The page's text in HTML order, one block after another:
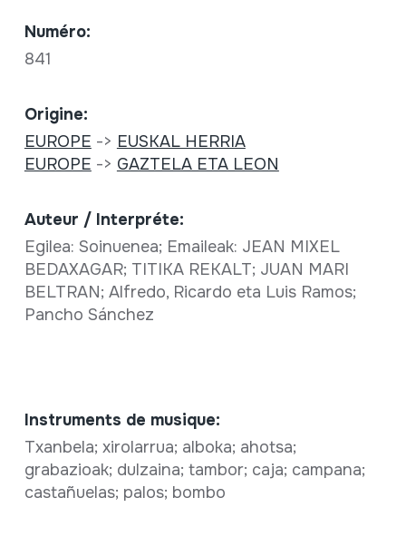
Numéro:
841
Origine:
EUROPE -> EUSKAL HERRIA
EUROPE -> GAZTELA ETA LEON
Auteur / Interpréte:
Egilea: Soinuenea; Emaileak: JEAN MIXEL
BEDAXAGAR; TITIKA REKALT; JUAN MARI
BELTRAN; Alfredo, Ricardo eta Luis Ramos;
Pancho Sánchez
Instruments de musique:
Txanbela; xirolarrua; alboka; ahotsa;
grabazioak; dulzaina; tambor; caja; campana;
castañuelas; palos; bombo